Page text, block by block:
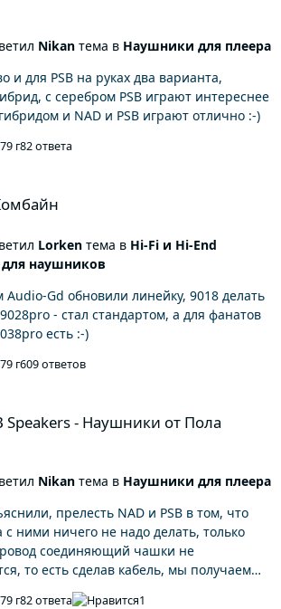
Nikanтема в Наушники для плеера
и для PSB на руках два варианта,
с серебром PSB играют интереснее
и NAD и PSB играют отлично :-)
9 г82 ответа
Lorkenтема в Hi-Fi и Hi-End
наушников
Audio-Gd обновили линейку, 9018 делать
- стал стандартом, а для фанатов
есть :-)
9 г609 ответов
Speakers - Наушники от Пола
Nikanтема в Наушники для плеера
прелесть NAD и PSB в том, что
с ними ничего не надо делать, только
соединяющий чашки не
то есть сделав кабель, мы получаем
использования.
9 г82 ответа 1